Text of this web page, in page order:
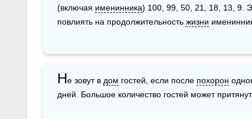
(включая именинника) 100, 99, 50, 21, 18, 13, 9.
повлиять на продолжительность жизни
Не зовут в дом гостей, если после похорон
дней. Большое количество гостей может